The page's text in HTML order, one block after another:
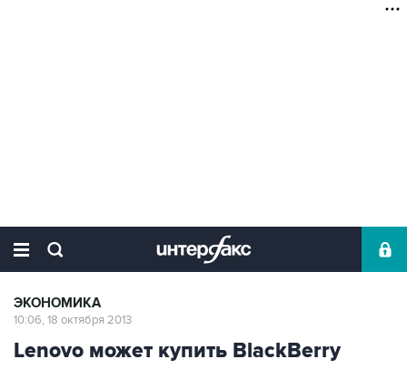
ЭКОНОМИКА
10:06, 18 октября 2013
Lenovo может купить BlackBerry